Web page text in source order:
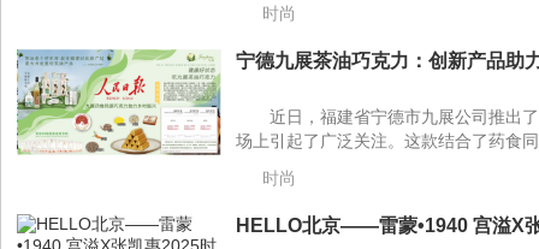
时尚
宁德九展茶油巧克力：创新产品助
近日，福建省宁德市九展公司推出
场上引起了广泛关注。这款结合了药食
时尚
HELLO北京——雷蒙•1940 宫溢X